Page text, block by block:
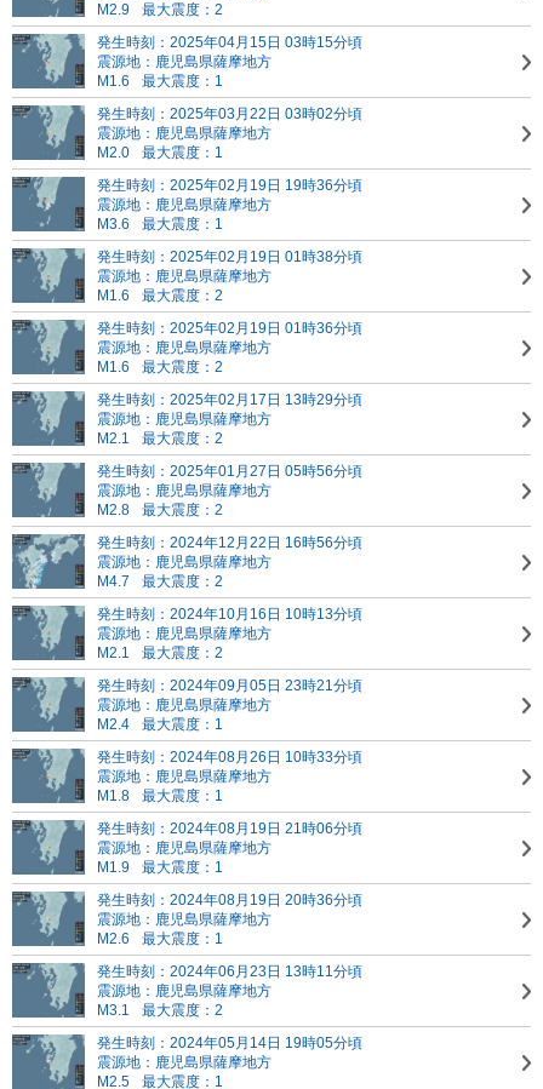
M2.9
最大震度：2
発生時刻：2025年04月15日 03時15分頃
震源地：鹿児島県薩摩地方
M1.6
最大震度：1
発生時刻：2025年03月22日 03時02分頃
震源地：鹿児島県薩摩地方
M2.0
最大震度：1
発生時刻：2025年02月19日 19時36分頃
震源地：鹿児島県薩摩地方
M3.6
最大震度：1
発生時刻：2025年02月19日 01時38分頃
震源地：鹿児島県薩摩地方
M1.6
最大震度：2
発生時刻：2025年02月19日 01時36分頃
震源地：鹿児島県薩摩地方
M1.6
最大震度：2
発生時刻：2025年02月17日 13時29分頃
震源地：鹿児島県薩摩地方
M2.1
最大震度：2
発生時刻：2025年01月27日 05時56分頃
震源地：鹿児島県薩摩地方
M2.8
最大震度：2
発生時刻：2024年12月22日 16時56分頃
震源地：鹿児島県薩摩地方
M4.7
最大震度：2
発生時刻：2024年10月16日 10時13分頃
震源地：鹿児島県薩摩地方
M2.1
最大震度：2
発生時刻：2024年09月05日 23時21分頃
震源地：鹿児島県薩摩地方
M2.4
最大震度：1
発生時刻：2024年08月26日 10時33分頃
震源地：鹿児島県薩摩地方
M1.8
最大震度：1
発生時刻：2024年08月19日 21時06分頃
震源地：鹿児島県薩摩地方
M1.9
最大震度：1
発生時刻：2024年08月19日 20時36分頃
震源地：鹿児島県薩摩地方
M2.6
最大震度：1
発生時刻：2024年06月23日 13時11分頃
震源地：鹿児島県薩摩地方
M3.1
最大震度：2
発生時刻：2024年05月14日 19時05分頃
震源地：鹿児島県薩摩地方
M2.5
最大震度：1